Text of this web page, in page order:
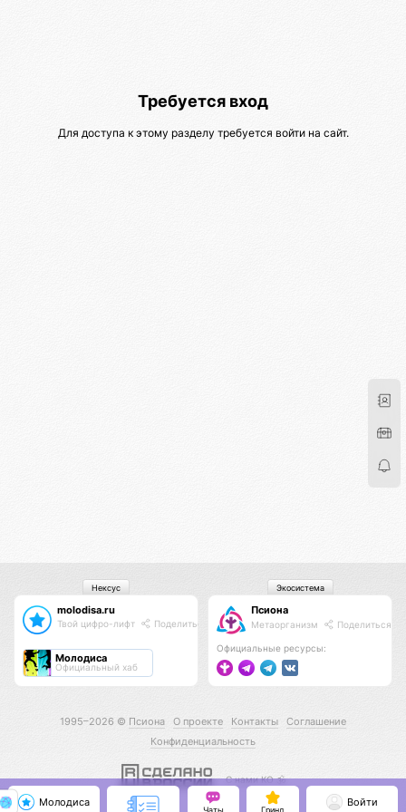
Требуется вход
Для доступа к этому разделу требуется войти на сайт.
molodisa.ru
Твой цифро-лифт Поделиться
Молодиса
Официальный хаб
Нексус
Псиона
Метаорганизм Поделиться
Официальные ресурсы:
Экосистема
1995–2026 © Псиона О проекте Контакты
Соглашение
Конфиденциальность
С нами КО 🕉️
Молодиса
Чаты Гринд
Войти